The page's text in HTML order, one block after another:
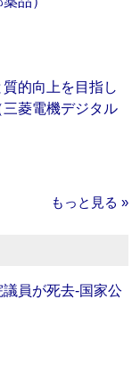
質的向上を目指し
菱電機デジタル
もっと見る »
議員が死去‐国家公